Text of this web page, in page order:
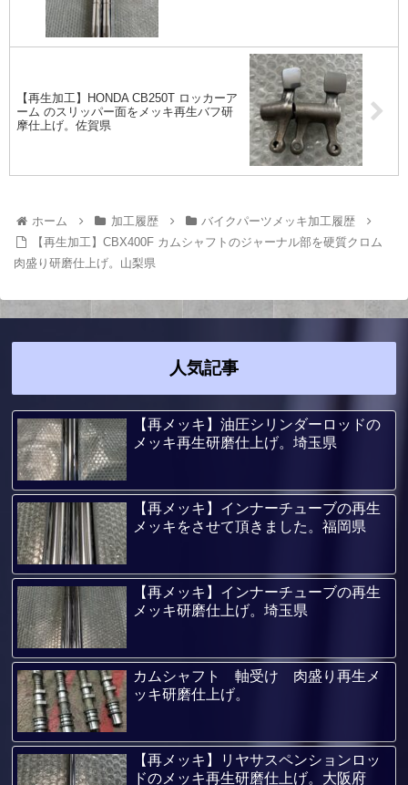
【再生加工】HONDA CB250T ロッカーア
ーム のスリッパー面をメッキ再生バフ研
摩仕上げ。佐賀県
ホーム 加工履歴
バイクパーツメッキ加工履歴
【再生加工】CBX400F カムシャフトのジャーナル部を硬質クロム
肉盛り研磨仕上げ。山梨県
人気記事
【再メッキ】油圧シリンダーロッドの
メッキ再生研磨仕上げ。埼玉県
【再メッキ】インナーチューブの再生
メッキをさせて頂きました。福岡県
【再メッキ】インナーチューブの再生
メッキ研磨仕上げ。埼玉県
カムシャフト 軸受け 肉盛り再生メ
ッキ研磨仕上げ。
【再メッキ】リヤサスペンションロッ
ドのメッキ再生研磨仕上げ。大阪府